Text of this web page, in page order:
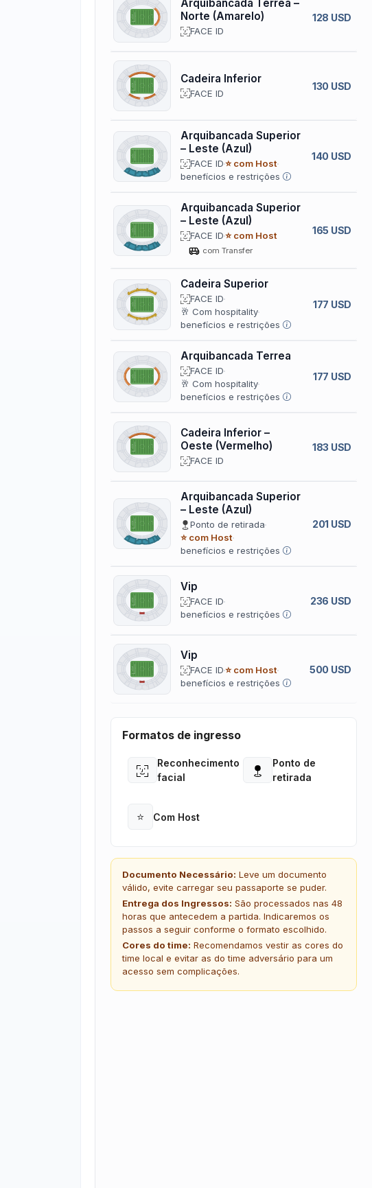
Arquibancada Terrea –
Norte (Amarelo)
FACE ID
128 USD
Cadeira Inferior
FACE ID
130 USD
Arquibancada Superior
– Leste (Azul)
FACE ID⭐ com Host
benefícios e restrições
140 USD
Arquibancada Superior
– Leste (Azul)
FACE ID⭐ com Host
com Transfer
165 USD
Cadeira Superior
FACE ID
🥂 Com hospitality
benefícios e restrições
177 USD
Arquibancada Terrea
FACE ID
🥂 Com hospitality
benefícios e restrições
177 USD
Cadeira Inferior –
Oeste (Vermelho)
FACE ID
183 USD
Arquibancada Superior
– Leste (Azul)
Ponto de retirada
⭐ com Host
benefícios e restrições
201 USD
Vip
FACE ID
benefícios e restrições
236 USD
Vip
FACE ID⭐ com Host
benefícios e restrições
500 USD
Formatos de ingresso
Reconhecimento
facial
Open
Ponto de
retirada
Open
⭐ Com Host
Open
Documento Necessário: Leve um documento
válido, evite carregar seu passaporte se puder.
Entrega dos Ingressos: São processados nas 48
horas que antecedem a partida. Indicaremos os
passos a seguir conforme o formato escolhido.
Cores do time: Recomendamos vestir as cores do
time local e evitar as do time adversário para um
acesso sem complicações.